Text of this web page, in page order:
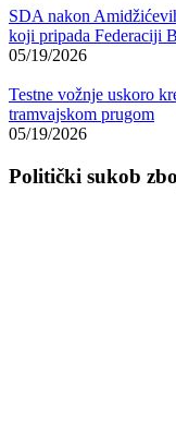
SDA nakon
koji pripada Federaciji
05/19/2026
Testne vožnje uskoro
tramvajskom prugom
05/19/2026
Politički sukob